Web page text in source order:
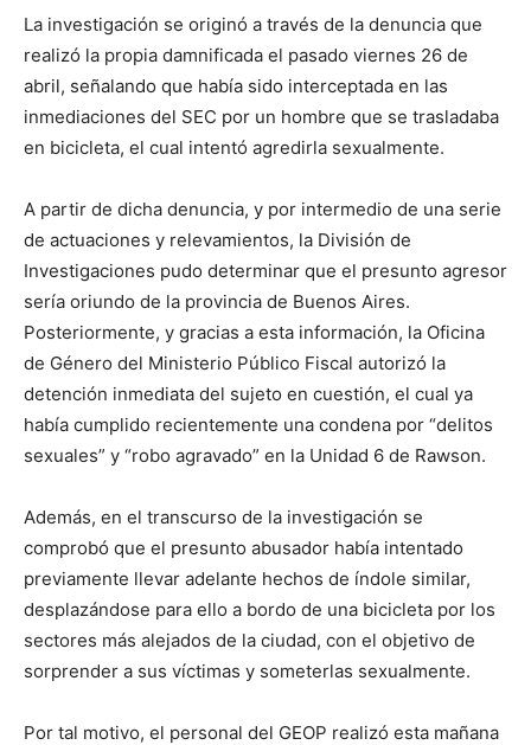
La investigación se originó a través de la denuncia que
realizó la propia damnificada el pasado viernes 26 de
abril, señalando que había sido interceptada en las
inmediaciones del SEC por un hombre que se trasladaba
en bicicleta, el cual intentó agredirla sexualmente.
A partir de dicha denuncia, y por intermedio de una serie
de actuaciones y relevamientos, la División de
Investigaciones pudo determinar que el presunto agresor
sería oriundo de la provincia de Buenos Aires.
Posteriormente, y gracias a esta información, la Oficina
de Género del Ministerio Público Fiscal autorizó la
detención inmediata del sujeto en cuestión, el cual ya
había cumplido recientemente una condena por “delitos
sexuales” y “robo agravado” en la Unidad 6 de Rawson.
Además, en el transcurso de la investigación se
comprobó que el presunto abusador había intentado
previamente llevar adelante hechos de índole similar,
desplazándose para ello a bordo de una bicicleta por los
sectores más alejados de la ciudad, con el objetivo de
sorprender a sus víctimas y someterlas sexualmente.
Por tal motivo, el personal del GEOP realizó esta mañana